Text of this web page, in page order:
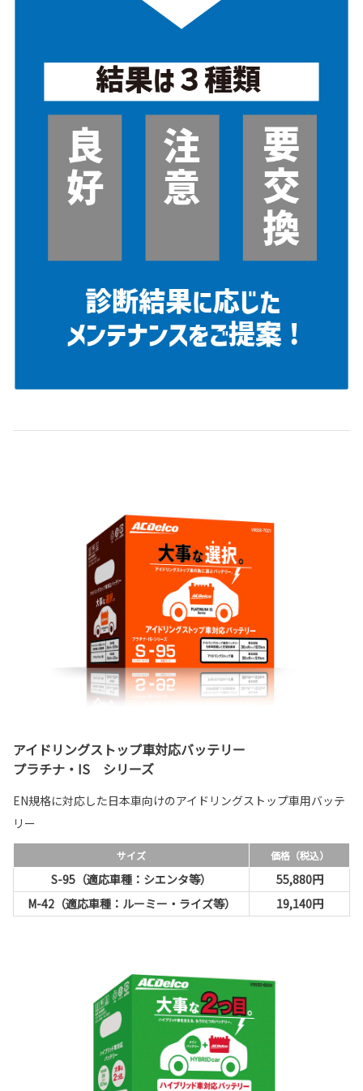
アイドリングストップ車対応バッテリー
プラチナ・IS シリーズ
EN規格に対応した日本車向けのアイドリングストップ車用バッテ
リー
サイズ 価格（税込）
S-95（適応車種：シエンタ等）
55,880円
M-42（適応車種：ルーミー・ライズ等）
19,140円